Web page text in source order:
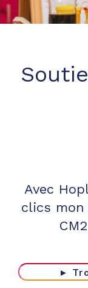
Avec
clics mon
►